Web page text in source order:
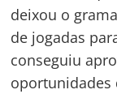
deixou o
de jogadas
conseguiu
oportunidades